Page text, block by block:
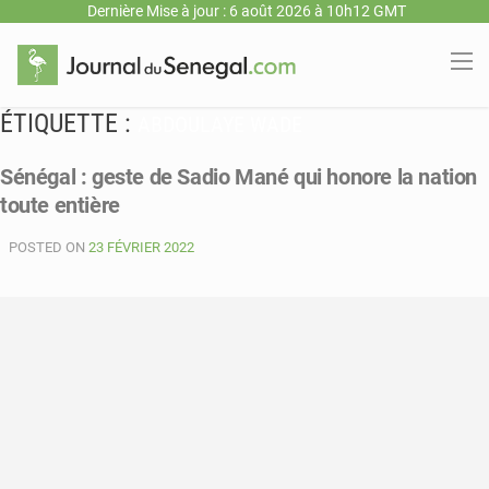
Dernière Mise à jour : 6 août 2026 à 10h12 GMT
ÉTIQUETTE :
Sénégal : geste de Sadio Mané qui honore la nation
toute entière
POSTED ON 23 FÉVRIER 2022